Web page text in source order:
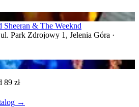
& The Weeknd
Park Zdrojowy 1, Jelenia Góra ·
89 zł
→